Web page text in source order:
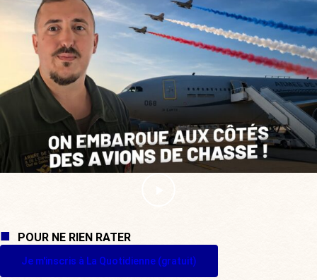
POUR NE RIEN RATER
Je m'inscris à La Quotidienne (gratuit)